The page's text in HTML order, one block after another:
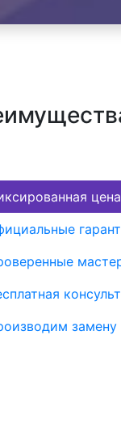
цена
замену